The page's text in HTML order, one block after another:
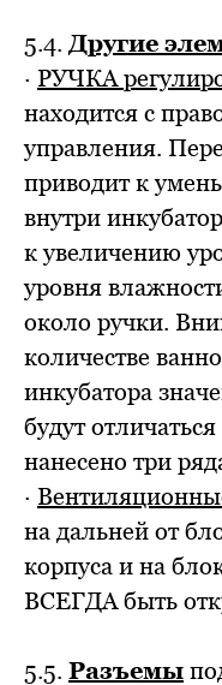
5.4. Другие
· РУЧКА
находится с
управления.
приводит к
внутри
к увеличению
уровня
около ручки.
количестве
инкубатора
будут
нанесено три
·
на дальней от
корпуса и на
ВСЕГДА быть
5.5. Разъемы